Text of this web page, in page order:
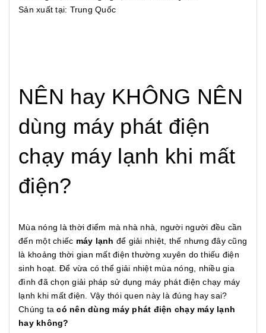
Sản xuất tại: Trung Quốc
NÊN hay KHÔNG NÊN
dùng máy phát điện
chạy máy lạnh khi mất
điện?
Mùa nóng là thời điểm mà nhà nhà, người người đều cần
đến một chiếc máy lạnh để giải nhiệt, thế nhưng đây cũng
là khoảng thời gian mất điện thường xuyên do thiếu điện
sinh hoạt. Để vừa có thể giải nhiệt mùa nóng, nhiều gia
đình đã chọn giải pháp sử dụng máy phát điện chạy máy
lạnh khi mất điện. Vậy thói quen này là đúng hay sai?
Chúng tacó nên dùng máy phát điện chạy máy lạnh
hay không?